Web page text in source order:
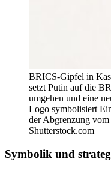
BRICS-Gipfel in
setzt Putin auf die
umgehen und eine
Logo symbolisiert
der Abgrenzung
Shutterstock.com
Symbolik und